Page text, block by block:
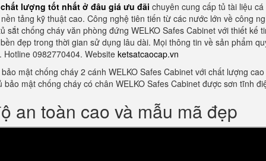
lượng tốt nhất ở đâu giá ưu đãi chuyên cung cấp tủ tài liệu
tảng kỹ thuật cao. Công nghệ tiên tiến từ các nước lớn về công
sắt chống cháy văn phòng đứng WELKO Safes Cabinet với thiết kế
đẹp trong thời gian sử dụng lâu dài. Mọi thông tin về sản phẩm
0982770404. Website ketsatcaocap.vn
mật chống cháy 2 cánh WELKO Safes Cabinet với chất lượng
mật chống cháy có chân WELKO Safes Cabinet được sơn tĩnh
an toàn cao và mẫu mã đẹp